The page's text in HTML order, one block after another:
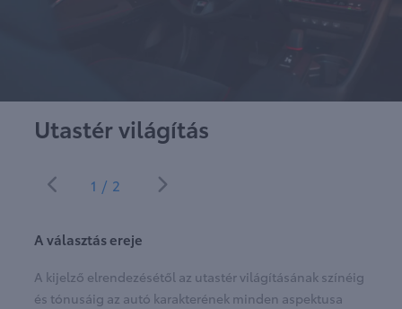
Utastér világítás
1/2
A választás ereje
A kijelző elrendezésétől az utastér világításának színéig
és tónusáig az autó karakterének minden aspektusa